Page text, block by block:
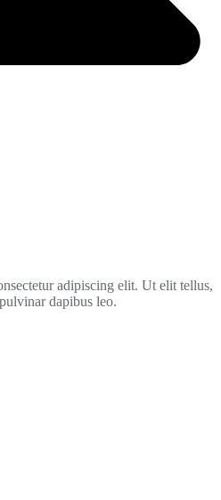
adipiscing elit. Ut elit tellus,
dapibus leo.